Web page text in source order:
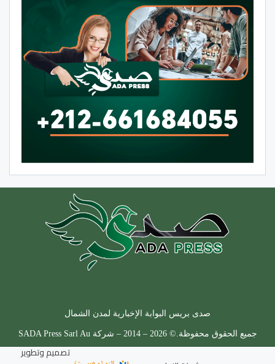
صدى بريس البوابة الإخبارية لمدن الشمال
جميع الحقوق محفوظة.© 2026 – 2014 – شركة SADA Press Sarl Au
تصميم وتطوير